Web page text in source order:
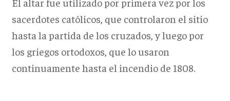
sacerdotes católicos, que controlaron el sitio
hasta la partida de los cruzados, y luego por
los griegos ortodoxos, que lo usaron
continuamente hasta el incendio de 1808.